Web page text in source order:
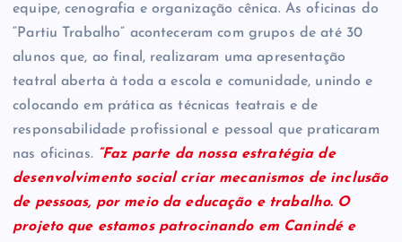
equipe, cenografia e organização cênica. As oficinas do
“Partiu Trabalho” aconteceram com grupos de até 30
alunos que, ao final, realizaram uma apresentação
teatral aberta à toda a escola e comunidade, unindo e
colocando em prática as técnicas teatrais e de
responsabilidade profissional e pessoal que praticaram
nas oficinas. “Faz parte da nossa estratégia de
desenvolvimento social criar mecanismos de inclusão
de pessoas, por meio da educação e trabalho. O
projeto que estamos patrocinando em Canindé e